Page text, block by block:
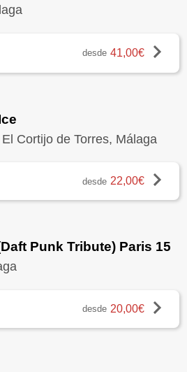
desde 41,00€
Cortijo de Torres, Málaga
desde 22,00€
Punk Tribute) Paris 15
desde 20,00€